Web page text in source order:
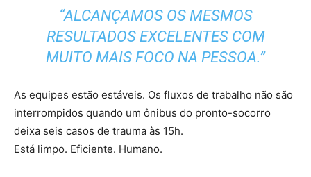
“ALCANÇAMOS OS MESMOS
RESULTADOS EXCELENTES COM
MUITO MAIS FOCO NA PESSOA.”
As equipes estão estáveis. Os fluxos de trabalho não são
interrompidos quando um ônibus do pronto-socorro
deixa seis casos de trauma às 15h.
Está limpo. Eficiente. Humano.